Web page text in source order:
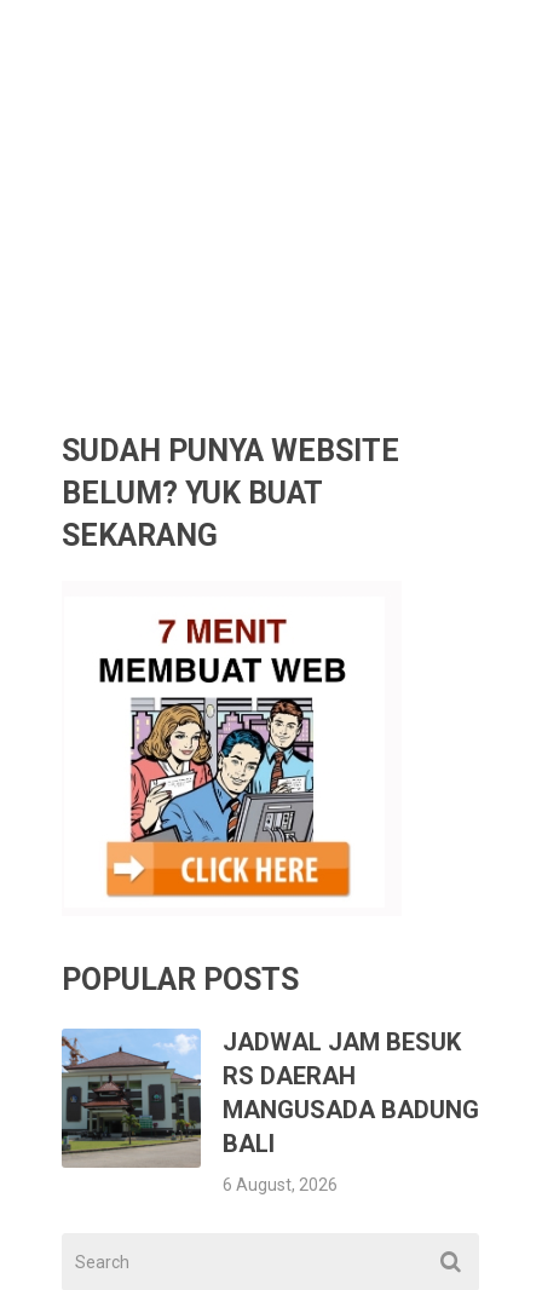
SUDAH PUNYA WEBSITE
BELUM? YUK BUAT
SEKARANG
POPULAR POSTS
JADWAL JAM BESUK
RS DAERAH
MANGUSADA BADUNG
BALI
6 August, 2026